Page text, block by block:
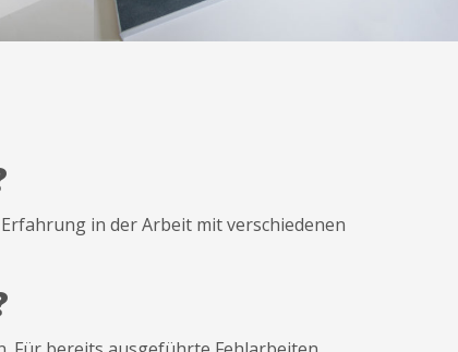
in der Arbeit mit verschiedenen